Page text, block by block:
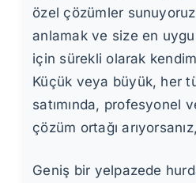
özel çözümler
anlamak ve size en
için sürekli olarak
Küçük veya büyük, her
satımında, profesyonel
çözüm ortağı
Geniş bir yelpazede